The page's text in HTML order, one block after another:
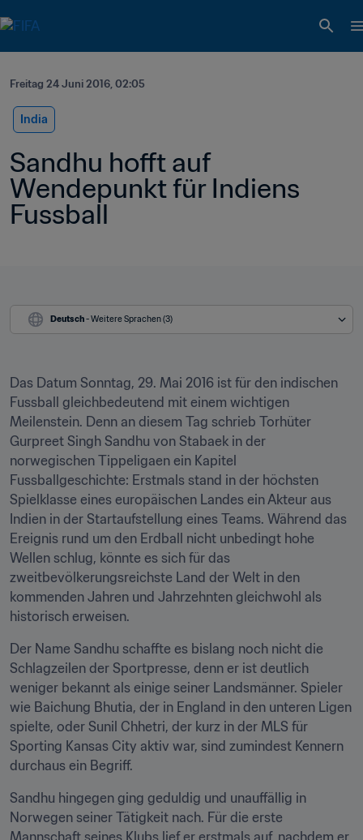
Freitag 24 Juni 2016, 02:05
India
Sandhu hofft auf
Wendepunkt für Indiens
Fussball
Deutsch - Weitere Sprachen (3)
Das Datum Sonntag, 29. Mai 2016 ist für den indischen
Fussball gleichbedeutend mit einem wichtigen
Meilenstein. Denn an diesem Tag schrieb Torhüter
Gurpreet Singh Sandhu von Stabaek in der
norwegischen Tippeligaen ein Kapitel
Fussballgeschichte: Erstmals stand in der höchsten
Spielklasse eines europäischen Landes ein Akteur aus
Indien in der Startaufstellung eines Teams. Während das
Ereignis rund um den Erdball nicht unbedingt hohe
Wellen schlug, könnte es sich für das
zweitbevölkerungsreichste Land der Welt in den
kommenden Jahren und Jahrzehnten gleichwohl als
historisch erweisen.
Der Name Sandhu schaffte es bislang noch nicht die
Schlagzeilen der Sportpresse, denn er ist deutlich
weniger bekannt als einige seiner Landsmänner. Spieler
wie Baichung Bhutia, der in England in den unteren Ligen
spielte, oder Sunil Chhetri, der kurz in der MLS für
Sporting Kansas City aktiv war, sind zumindest Kennern
durchaus ein Begriff.
Sandhu hingegen ging geduldig und unauffällig in
Norwegen seiner Tätigkeit nach. Für die erste
Mannschaft seines Klubs lief er erstmals auf, nachdem er